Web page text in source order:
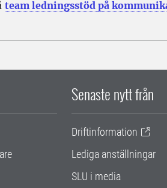
team ledningsstöd på
Senaste nytt från
Driftinformation
Lediga anställningar
SLU i media